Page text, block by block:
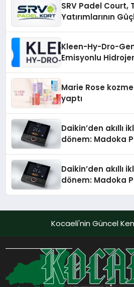
SRV Padel Court,
Yatırımlarının
Kleen-Hy-Dro-
Emisyonlu
Marie Rose
yaptı
Daikin’den akıllı
dönem: Madoka
Daikin’den akıllı
dönem: Madoka
Kocaeli'nin Güncel